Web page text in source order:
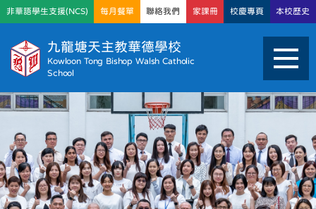
九龍塘天主教華德學校
Kowloon Tong Bishop Walsh Catholic
School
非華語學生支援(NCS) 每月餐單 聯絡我們 家課冊 校慶專頁 本校歷史